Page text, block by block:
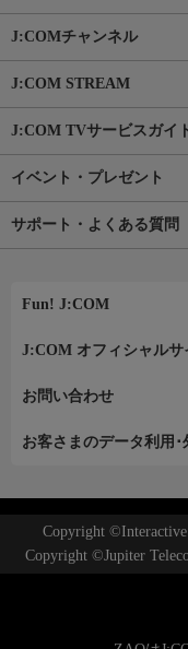
J:COMチャンネル
J:COM STREAM
J:COM TVサービスガイ
イベント・プレゼント
サポート・よくある質問
Fun! J:COM
J:COM オフィシャルサ
お問い合わせ
お客さまのデータ利用･
Copyright
Copyright ©Jupiter